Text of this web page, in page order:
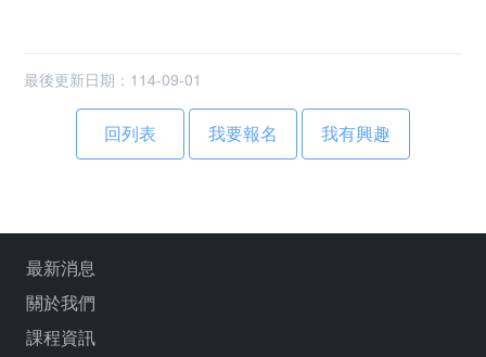
最後更新日期：114-09-01
回列表
最新消息
關於我們
課程資訊